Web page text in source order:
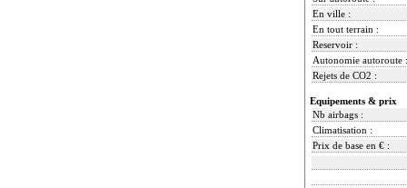
En ville :
En tout terrain :
Reservoir :
Autonomie autoroute :
Rejets de CO2 :
Equipements & prix
Nb airbags :
Climatisation :
Prix de base en € :